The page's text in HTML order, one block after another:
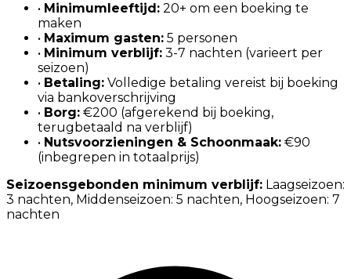
• Minimumleeftijd: 20+ om een boeking te
maken
• Maximum gasten: 5 personen
• Minimum verblijf: 3-7 nachten (varieert per
seizoen)
• Betaling: Volledige betaling vereist bij boeking
via bankoverschrijving
• Borg: €200 (afgerekend bij boeking,
terugbetaald na verblijf)
• Nutsvoorzieningen & Schoonmaak: €90
(inbegrepen in totaalprijs)
Seizoensgebonden minimum verblijf: Laagseizoen:
3 nachten, Middenseizoen: 5 nachten, Hoogseizoen: 7
nachten